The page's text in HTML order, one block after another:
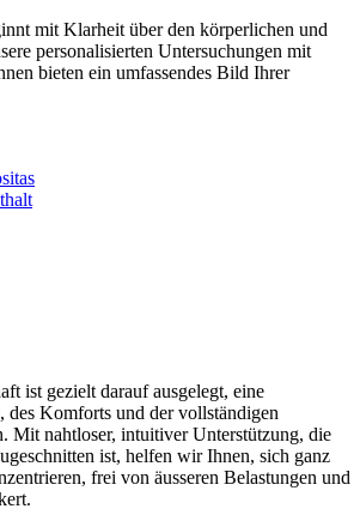
mit Klarheit über den körperlichen und
personalisierten Untersuchungen mit
bieten ein umfassendes Bild Ihrer
ist gezielt darauf ausgelegt, eine
des Komforts und der vollständigen
Mit nahtloser, intuitiver Unterstützung, die
ist, helfen wir Ihnen, sich ganz
frei von äusseren Belastungen und